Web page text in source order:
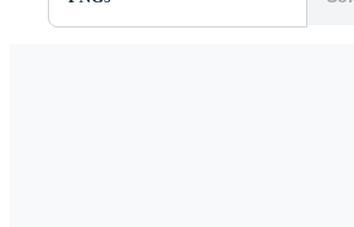
Alla Bilder